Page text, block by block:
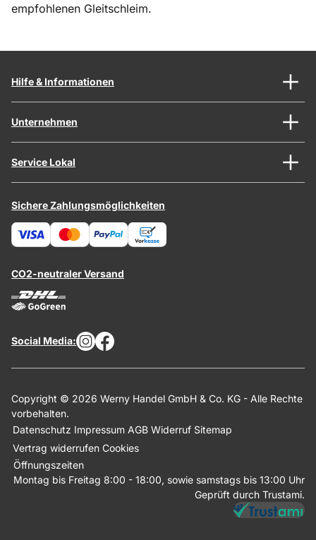
empfohlenen Gleitschleim.
Hilfe & Informationen
Unternehmen
Service Lokal
Sichere Zahlungsmöglichkeiten
CO2-neutraler Versand
Social Media:
Copyright © 2026 Werny Handel GmbH & Co. KG - Alle Rechte
vorbehalten.
Datenschutz Impressum AGB Widerruf Sitemap
Vertrag widerrufen Cookies
Öffnungszeiten
Montag bis Freitag 8:00 - 18:00, sowie samstags bis 13:00 Uhr
Geprüft durch Trustami.